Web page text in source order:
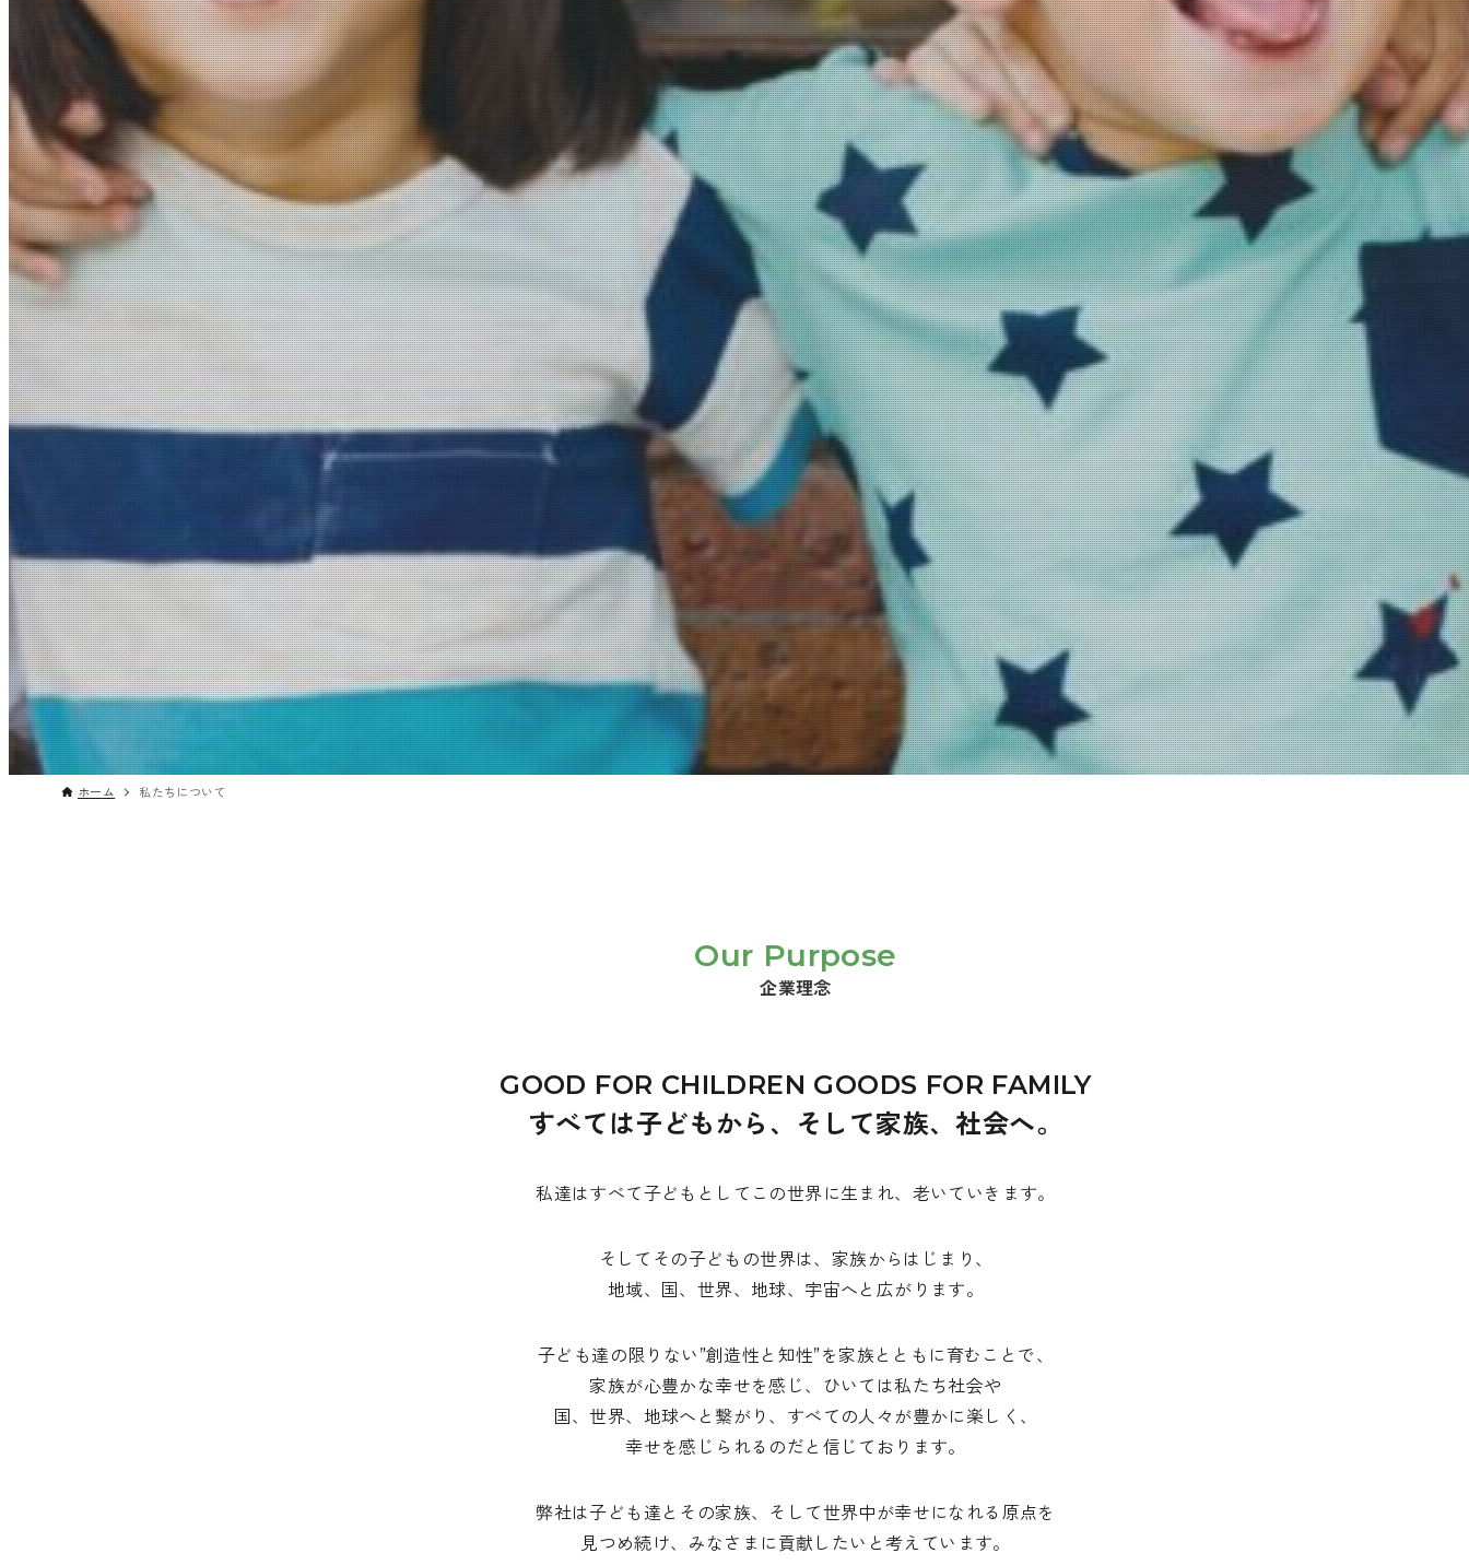
ホーム 私たちについて
Our Purpose
企業理念
GOOD FOR CHILDREN GOODS FOR FAMILY
すべては子どもから、そして家族、社会へ。
私達はすべて子どもとしてこの世界に生まれ、老いていきます。
そしてその子どもの世界は、家族からはじまり、
地域、国、世界、地球、宇宙へと広がります。
子ども達の限りない”創造性と知性”を家族とともに育むことで、
家族が心豊かな幸せを感じ、ひいては私たち社会や
国、世界、地球へと繋がり、すべての人々が豊かに楽しく、
幸せを感じられるのだと信じております。
弊社は子ども達とその家族、そして世界中が幸せになれる原点を
見つめ続け、みなさまに貢献したいと考えています。